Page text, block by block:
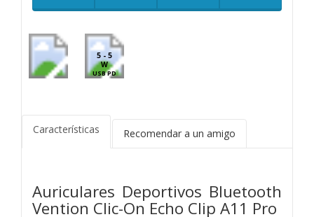
5 - 5
W
USB PD
Características Recomendar a un amigo
Auriculares Deportivos Bluetooth
Vention Clic-On Echo Clip A11 Pro